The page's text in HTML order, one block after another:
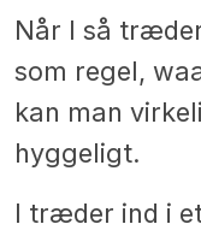
Når I så
som regel,
kan man
hyggeligt.
I træder ind i